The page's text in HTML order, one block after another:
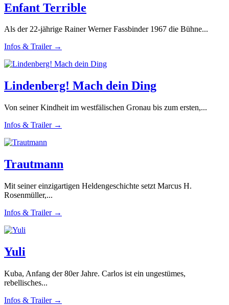
Enfant Terrible
Als der 22-jährige Rainer Werner Fassbinder 1967 die Bühne...
Infos & Trailer →
Lindenberg! Mach dein Ding
Von seiner Kindheit im westfälischen Gronau bis zum ersten,...
Infos & Trailer →
Trautmann
Mit seiner einzigartigen Heldengeschichte setzt Marcus H.
Rosenmüller,...
Infos & Trailer →
Yuli
Kuba, Anfang der 80er Jahre. Carlos ist ein ungestümes,
rebellisches...
Infos & Trailer →